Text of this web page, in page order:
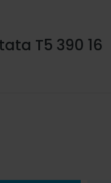
T5 390 16